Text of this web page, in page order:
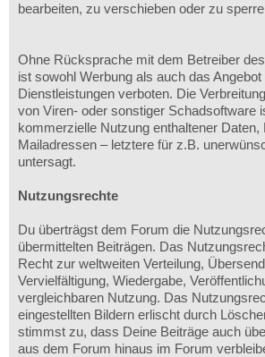
bearbeiten, zu verschieben oder zu
Ohne Rücksprache mit dem Betreiber
ist sowohl Werbung als auch das
Dienstleistungen verboten. Die
von Viren- oder sonstiger Schadsoftware
kommerzielle Nutzung enthaltener Daten,
Mailadressen – letztere für z.B.
untersagt.
Nutzungsrechte
Du überträgst dem Forum die
übermittelten Beiträgen. Das
Recht zur weltweiten Verteilung,
Vervielfältigung, Wiedergabe,
vergleichbaren Nutzung. Das
eingestellten Bildern erlischt durch
stimmst zu, dass Deine Beiträge auch
aus dem Forum hinaus im Forum